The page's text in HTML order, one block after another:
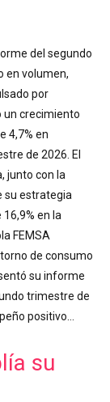
del segundo
en volumen,
por
un crecimiento
4,7% en
de 2026. El
junto con la
su estrategia
en la
FEMSA
de consumo
su informe
trimestre de
positivo…
su